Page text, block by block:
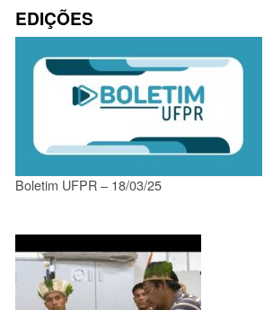
EDIÇÕES
Boletim UFPR – 18/03/25